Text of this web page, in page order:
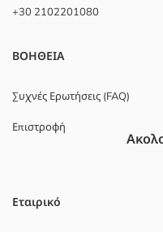
+30 2102201080
ΒΟΗΘΕΙΑ
Συχνές Ερωτήσεις (FAQ)
Επιστροφή
Εταιρικό